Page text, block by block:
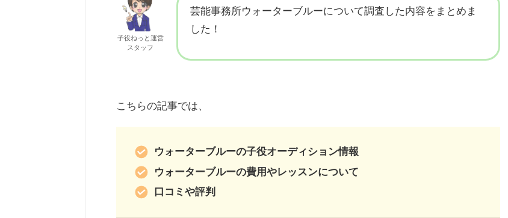
子役ねっと運営
スタッフ
芸能事務所ウォーターブルーについて調査した内容をまとめま
した！
こちらの記事では、
ウォーターブルーの子役オーディション情報
ウォーターブルーの費用やレッスンについて
口コミや評判